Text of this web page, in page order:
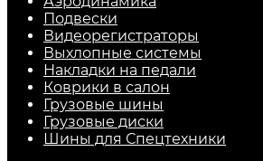
Подвески
Видеорегистраторы
Выхлопные системы
Накладки на педали
Коврики в салон
Грузовые шины
Грузовые диски
Шины для Спецтехники